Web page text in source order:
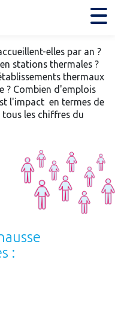
elles par an ?
stations thermales ?
thermaux
? Combien d'emplois
l'impact en termes de
tous les chiffres du
: